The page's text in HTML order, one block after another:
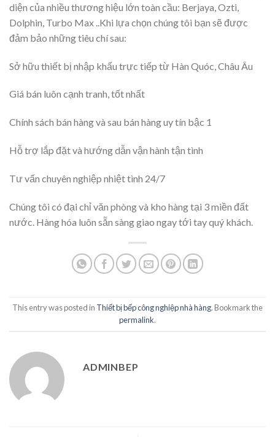
diện của nhiều thương hiệu lớn toàn cầu: Berjaya, Ozti,
Dolphin, Turbo Max ..Khi lựa chọn chúng tôi bạn sẽ được
đảm bảo những tiêu chí sau:
Sở hữu thiết bị nhập khẩu trực tiếp từ Hàn Quóc, Châu Âu
Giá bán luôn cạnh tranh, tốt nhất
Chính sách bán hàng và sau bán hàng uy tín bậc 1
Hỗ trợ lắp đặt và hướng dẫn vận hành tận tình
Tư vấn chuyên nghiệp nhiệt tình 24/7
Chúng tôi có đại chỉ văn phòng và kho hàng tại 3 miền đất
nước. Hàng hóa luôn sẵn sàng giao ngay tới tay quý khách.
This entry was posted in Thiết bị bếp công nghiệp nhà hàng. Bookmark the
permalink.
ADMINBEP